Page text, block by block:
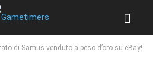
di Samus venduto a peso d’oro su eBay!